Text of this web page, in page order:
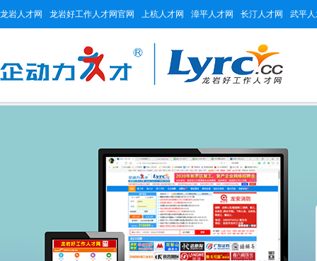
龙岩人才网 龙岩好工作人才网官网 上杭人才网 漳平人才网 长汀人才网 武平